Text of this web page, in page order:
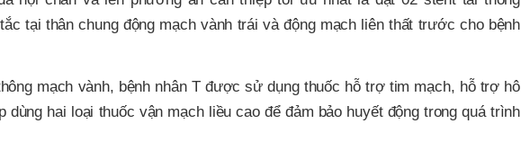
tại thân chung động mạch vành trái và động mạch liên thất trước cho bệnh
mạch vành, bệnh nhân T được sử dụng thuốc hỗ trợ tim mạch, hỗ trợ hô
dùng hai loại thuốc vận mạch liều cao để đảm bảo huyết động trong quá trình